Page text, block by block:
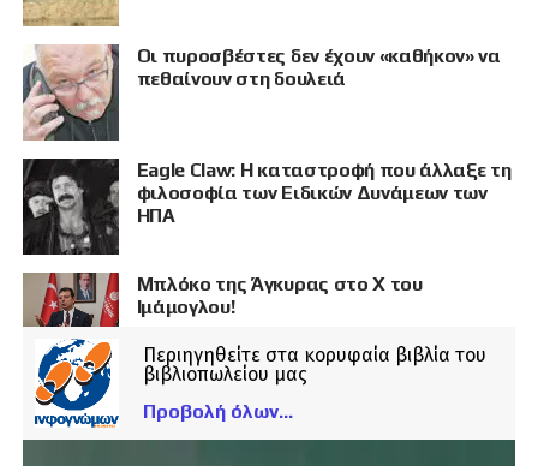
Οι πυροσβέστες δεν έχουν «καθήκον» να
πεθαίνουν στη δουλειά
Eagle Claw: Η καταστροφή που άλλαξε τη
φιλοσοφία των Ειδικών Δυνάμεων των
ΗΠΑ
Μπλόκο της Άγκυρας στο X του
Ιμάμογλου!
Περιηγηθείτε στα κορυφαία βιβλία του
βιβλιοπωλείου μας
Προβολή όλων